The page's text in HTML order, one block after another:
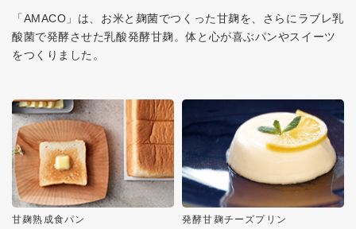
「AMACO」は、お米と麹菌でつくった甘麹を、さらにラブレ乳
酸菌で発酵させた乳酸発酵甘麹。体と心が喜ぶパンやスイーツ
をつくりました。
甘麹熟成食パン 発酵甘麹チーズプリン